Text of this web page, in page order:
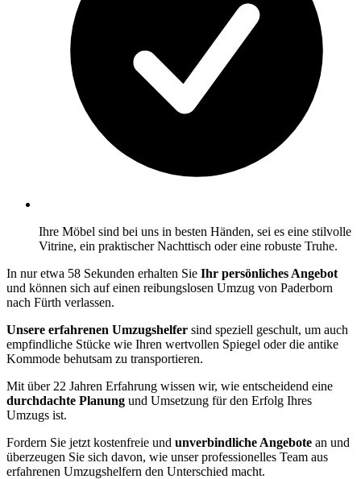
Ihre Möbel sind bei uns in besten Händen, sei es eine stilvolle
Vitrine, ein praktischer Nachttisch oder eine robuste Truhe.
In nur etwa 58 Sekunden erhalten Sie Ihr persönliches Angebot
und können sich auf einen reibungslosen Umzug von Paderborn
nach Fürth verlassen.
Unsere erfahrenen Umzugshelfer sind speziell geschult, um auch
empfindliche Stücke wie Ihren wertvollen Spiegel oder die antike
Kommode behutsam zu transportieren.
Mit über 22 Jahren Erfahrung wissen wir, wie entscheidend eine
durchdachte Planung und Umsetzung für den Erfolg Ihres
Umzugs ist.
Fordern Sie jetzt kostenfreie und unverbindliche Angebote an und
überzeugen Sie sich davon, wie unser professionelles Team aus
erfahrenen Umzugshelfern den Unterschied macht.